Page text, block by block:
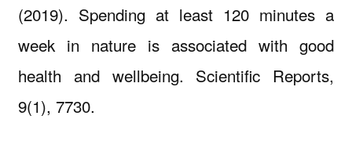
(2019). Spending at least 120 minutes a
week in nature is associated with good
health and wellbeing. Scientific Reports,
9(1), 7730.